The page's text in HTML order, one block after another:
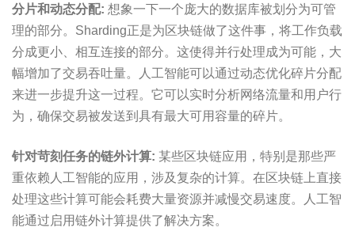
分片和动态分配: 想象一下一个庞大的数据库被划分为可管
理的部分。Sharding正是为区块链做了这件事，将工作负载
分成更小、相互连接的部分。这使得并行处理成为可能，大
幅增加了交易吞吐量。人工智能可以通过动态优化碎片分配
来进一步提升这一过程。它可以实时分析网络流量和用户行
为，确保交易被发送到具有最大可用容量的碎片。
针对苛刻任务的链外计算: 某些区块链应用，特别是那些严
重依赖人工智能的应用，涉及复杂的计算。在区块链上直接
处理这些计算可能会耗费大量资源并减慢交易速度。人工智
能通过启用链外计算提供了解决方案。